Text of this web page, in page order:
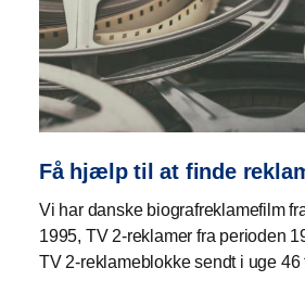
Få hjælp til at finde
Vi har danske biografreklamefilm
1995, TV 2-reklamer fra perioden
TV 2-reklameblokke sendt i uge 46